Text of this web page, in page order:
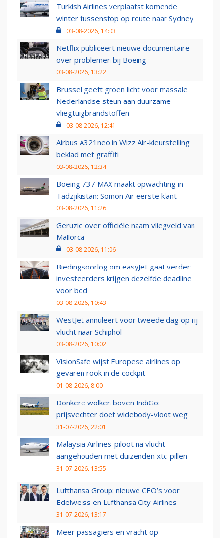
Turkish Airlines verplaatst komende
winter tussenstop op route naar Sydney
03-08-2026, 14:03
Netflix publiceert nieuwe documentaire
over problemen bij Boeing
03-08-2026, 13:22
Brussel geeft groen licht voor massale
Nederlandse steun aan duurzame
vliegtuigbrandstoffen
03-08-2026, 12:41
Airbus A321neo in Wizz Air-kleurstelling
beklad met graffiti
03-08-2026, 12:34
Boeing 737 MAX maakt opwachting in
Tadzjikistan: Somon Air eerste klant
03-08-2026, 11:26
Geruzie over officiële naam vliegveld van
Mallorca
03-08-2026, 11:06
Biedingsoorlog om easyJet gaat verder:
investeerders krijgen dezelfde deadline
voor bod
03-08-2026, 10:43
WestJet annuleert voor tweede dag op rij
vlucht naar Schiphol
03-08-2026, 10:02
VisionSafe wijst Europese airlines op
gevaren rook in de cockpit
01-08-2026, 8:00
Donkere wolken boven IndiGo:
prijsvechter doet widebody-vloot weg
31-07-2026, 22:01
Malaysia Airlines-piloot na vlucht
aangehouden met duizenden xtc-pillen
31-07-2026, 13:55
Lufthansa Group: nieuwe CEO’s voor
Edelweiss en Lufthansa City Airlines
31-07-2026, 13:17
Meer passagiers en vracht op